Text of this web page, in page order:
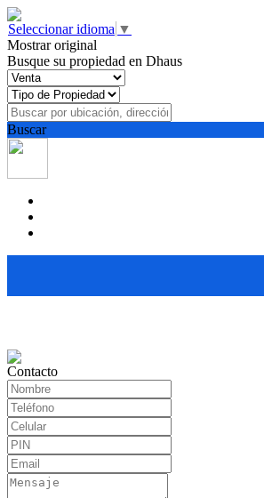
Seleccionar idioma ▼
Mostrar original
Busque su propiedad en Dhaus
Buscar
Contacto